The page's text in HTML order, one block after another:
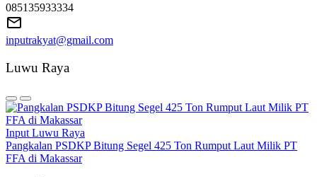
085135933334
inputrakyat@gmail.com
Luwu Raya
Input Luwu Raya
Pangkalan PSDKP Bitung Segel 425 Ton Rumput Laut Milik PT
FFA di Makassar